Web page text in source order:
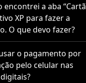
encontrei a aba
XP para fazer a
O que devo fazer?
o pagamento por
pelo celular nas